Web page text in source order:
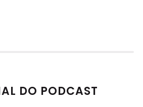
DO PODCAST